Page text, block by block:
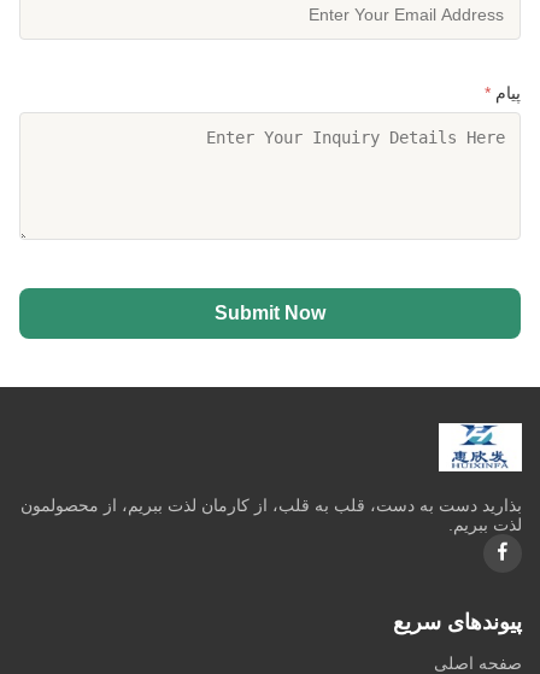
پیام *
Submit Now
بذاريد دست به دست، قلب به قلب، از کارمان لذت ببريم، از محصولمون
لذت ببريم.
پیوندهای سریع
صفحه اصلی